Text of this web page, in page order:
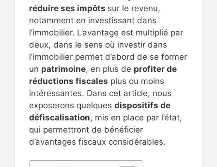
réduire ses impôts sur le revenu,
notamment en investissant dans
l’immobilier. L’avantage est multiplié par
deux, dans le sens où investir dans
l’immobilier permet d’abord de se former
un patrimoine, en plus de profiter de
réductions fiscales plus ou moins
intéressantes. Dans cet article, nous
exposerons quelques dispositifs de
défiscalisation, mis en place par l’état,
qui permettront de bénéficier
d’avantages fiscaux considérables.